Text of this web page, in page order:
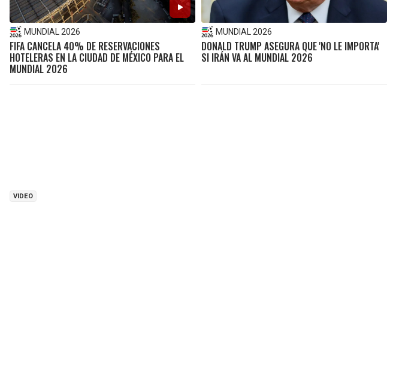
MUNDIAL 2026
FIFA CANCELA 40% DE RESERVACIONES
HOTELERAS EN LA CIUDAD DE MÉXICO PARA EL
MUNDIAL 2026
MUNDIAL 2026
DONALD TRUMP ASEGURA QUE 'NO LE IMPORTA'
SI IRÁN VA AL MUNDIAL 2026
VIDEO